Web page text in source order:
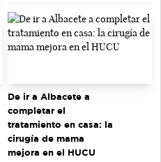
De ir a Albacete a
completar el
tratamiento en casa: la
cirugía de mama
mejora en el HUCU